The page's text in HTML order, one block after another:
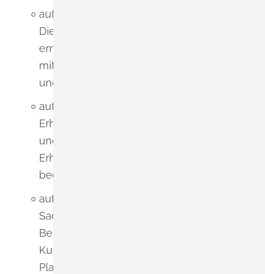
auf das Klima:
Die durch die FNP-Änderung
ermöglichte Bebauung hat geringe bis
mittlere Auswirkungen auf Mikroklima
und Luftqualität;
auf das Landschaftsbild und die
Erholungseignung: Das Landschafts-
und Ortsbild sowie die
Erholungseignung werden nicht
beeinträchtigt;
auf die Kulturgüter und sonstigen
Sachgüter:
Bei Bodenarbeiten ist auf mögliche
Kulturdenkmale zu achten. Durch die
Planung gehen ca. 0,74 ha